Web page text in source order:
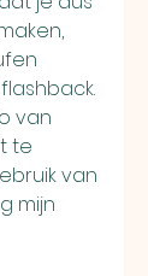
van
te
van
mijn